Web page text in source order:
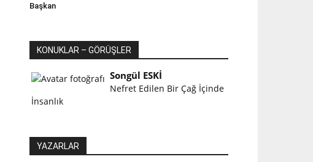
Başkan
KONUKLAR – GÖRÜŞLER
Songül ESKİ
Nefret Edilen Bir Çağ İçinde
İnsanlık
YAZARLAR